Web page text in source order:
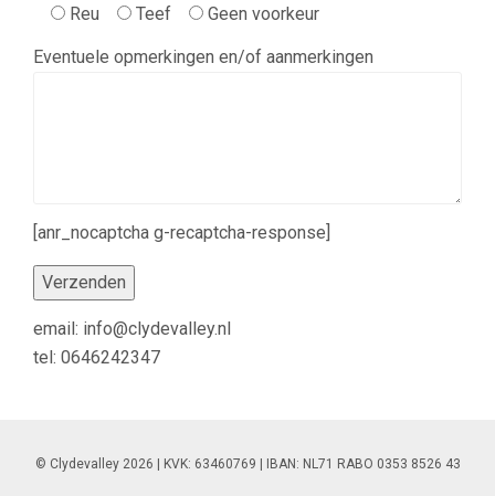
Reu
Teef Geen voorkeur
Eventuele opmerkingen en/of aanmerkingen
[anr_nocaptcha g-recaptcha-response]
email: info@clydevalley.nl
tel: 0646242347
© Clydevalley 2026 | KVK: 63460769 | IBAN: NL71 RABO 0353 8526 43